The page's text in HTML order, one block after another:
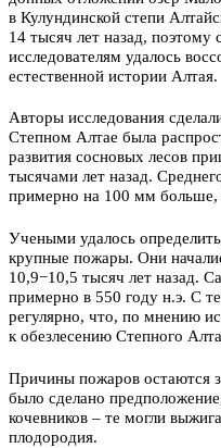
в Кулундинской степи
14 тысяч лет назад,
исследователям удалось
естественной истории Алтая.
Авторы исследования
Степном Алтае была
развития сосновых лесов
тысячами лет назад.
примерно на 100 мм больше,
Учеными удалось
крупные пожары. Они
10,9−10,5 тысяч лет назад.
примерно в 550 году н.э. С
регулярно, что, по мнению
к обезлесению Степного
Причины пожаров остаются
было сделано
кочевников – те могли
плодородия.